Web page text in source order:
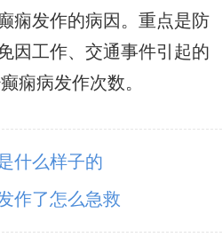
痫发作的病因。重点是防
因工作、交通事件引起的
痫病发作次数。
什么样子的
作了怎么急救